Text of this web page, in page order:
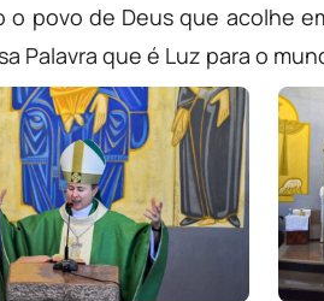
povo de Deus que acolhe
Palavra que é Luz para o